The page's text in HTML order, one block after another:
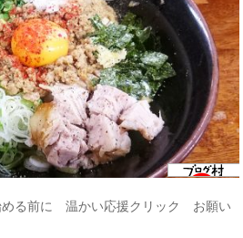
る前に 温かい応援クリック お願い